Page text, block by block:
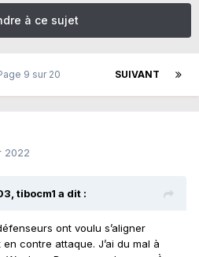
à ce sujet
SUIVANT
9 sur 20
2022
tibocm1 a dit :
ont voulu s’aligner
contre attaque. J’ai du mal à